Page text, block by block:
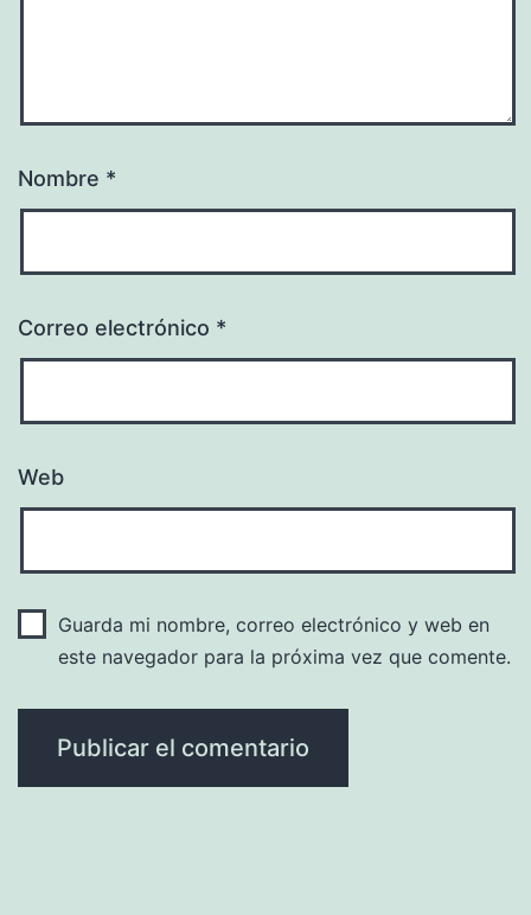
Nombre *
Correo electrónico *
Web
Guarda mi nombre, correo electrónico y web en
este navegador para la próxima vez que comente.